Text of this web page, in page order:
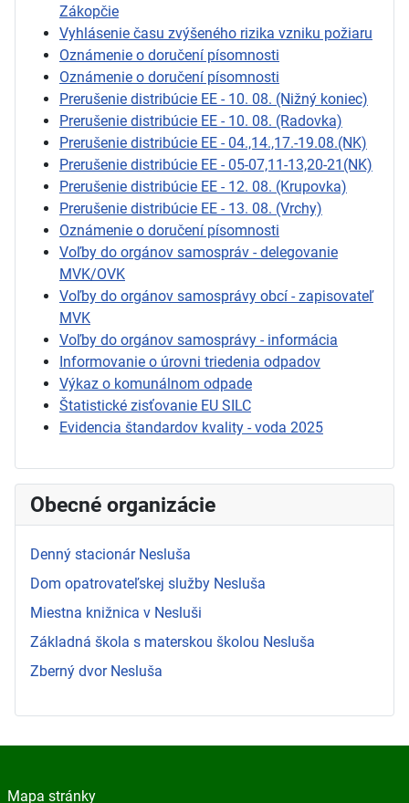
Zákopčie
Vyhlásenie času zvýšeného rizika vzniku požiaru
Oznámenie o doručení písomnosti
Oznámenie o doručení písomnosti
Prerušenie distribúcie EE - 10. 08. (Nižný koniec)
Prerušenie distribúcie EE - 10. 08. (Radovka)
Prerušenie distribúcie EE - 04.,14.,17.-19.08.(NK)
Prerušenie distribúcie EE - 05-07,11-13,20-21(NK)
Prerušenie distribúcie EE - 12. 08. (Krupovka)
Prerušenie distribúcie EE - 13. 08. (Vrchy)
Oznámenie o doručení písomnosti
Voľby do orgánov samospráv - delegovanie
MVK/OVK
Voľby do orgánov samosprávy obcí - zapisovateľ
MVK
Voľby do orgánov samosprávy - informácia
Informovanie o úrovni triedenia odpadov
Výkaz o komunálnom odpade
Štatistické zisťovanie EU SILC
Evidencia štandardov kvality - voda 2025
Obecné organizácie
Denný stacionár Nesluša
Dom opatrovateľskej služby Nesluša
Miestna knižnica v Nesluši
Základná škola s materskou školou Nesluša
Zberný dvor Nesluša
Mapa stránky